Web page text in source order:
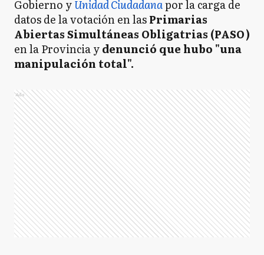
Gobierno yUnidad Ciudadanapor la carga de
datos de la votación en lasPrimarias
Abiertas Simultáneas Obligatrias (PASO)
en la Provincia ydenunció que hubo "una
manipulación total".
Ads